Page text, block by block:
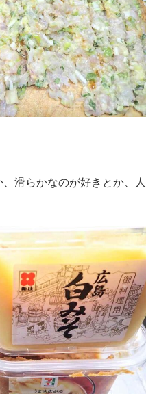
滑らかなのが好きとか、人